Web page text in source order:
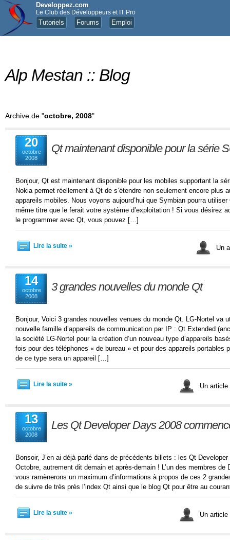
Developpez.com
Le Club des Développeurs et IT Pro
Tutoriels Forums Emploi
Alp Mestan :: Blog
Archive de "octobre, 2008"
20
octobre
2008
Qt maintenant disponible pour la série
Bonjour, Qt est maintenant disponible pour les mobiles supportant la
Nokia permet réellement à Qt de s’étendre non seulement encore plus
appareils mobiles. Nous voyons aujourd’hui que Symbian pourra
même titre que le ferait votre système d’exploitation ! Si vous désirez
le programmer avec Qt, vous pouvez […]
Lire la suite » Un
14
octobre
2008
3 grandes nouvelles du monde Qt
Bonjour, Voici 3 grandes nouvelles venues du monde Qt. LG-Nortel va
nouvelle famille d’appareils de communication par IP : Qt Extended
la société LG-Nortel pour la création d’un nouveau type d’appareils
fois pour des téléphones « de bureau » et pour des appareils portables
de ce type sera un appareil […]
Lire la suite » Un
13
octobre
2008
Les Qt Developer Days 2008
Bonsoir, J’en ai déjà parlé dans de précédents billets : les Qt
Octobre, autrement dit demain et après-demain ! L’un des membres de
vous ramènerons un maximum d’informations à propos de ces 2
de suivre de très près l’index Qt ainsi que le blog Qt pour être au
Lire la suite » Un